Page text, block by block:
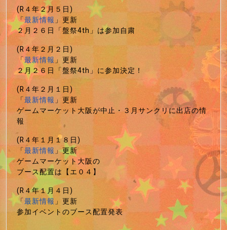
(R４年２月５日)
「最新情報」更新
２月２６日「盤祭4th」は参加自粛
(R４年２月２日)
「最新情報」更新
２月２６日「盤祭4th」に参加決定！
(R４年２月１日)
「最新情報」更新
ゲームマーケット大阪が中止・３月サンクリに出店の情
報
(R４年１月１８日)
「最新情報」更新
ゲームマーケット大阪の
ブース配置は【エ０４】
(R４年１月４日)
「最新情報」更新
参加イベントのブース配置発表